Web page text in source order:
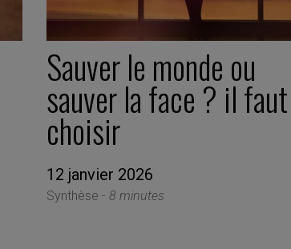
Sauver le monde ou
sauver la face ? il faut
choisir
12 janvier 2026
Synthèse -8 minutes